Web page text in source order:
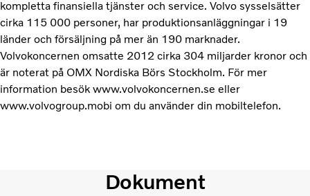
kompletta finansiella tjänster och service. Volvo sysselsätter
cirka 115 000 personer, har produktionsanläggningar i 19
länder och försäljning på mer än 190 marknader.
Volvokoncernen omsatte 2012 cirka 304 miljarder kronor och
är noterat på OMX Nordiska Börs Stockholm. För mer
information besök www.volvokoncernen.se eller
www.volvogroup.mobi om du använder din mobiltelefon.
Dokument